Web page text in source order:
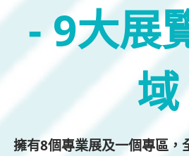
- 9大展
域
擁有8個專業展及一個專區，